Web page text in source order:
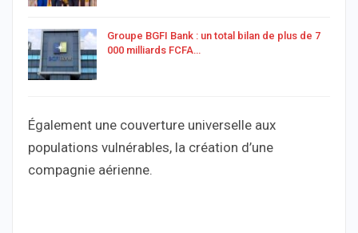
Groupe BGFI Bank : un total bilan de plus de 7
000 milliards FCFA…
Également une couverture universelle aux
populations vulnérables, la création d’une
compagnie aérienne.